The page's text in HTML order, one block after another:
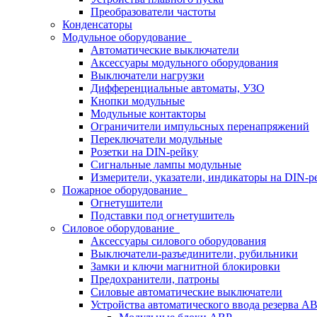
Преобразователи частоты
Конденсаторы
Модульное оборудование
Автоматические выключатели
Аксессуары модульного оборудования
Выключатели нагрузки
Дифференциальные автоматы, УЗО
Кнопки модульные
Модульные контакторы
Ограничители импульсных перенапряжений
Переключатели модульные
Розетки на DIN-рейку
Сигнальные лампы модульные
Измерители, указатели, индикаторы на DIN-
Пожарное оборудование
Огнетушители
Подставки под огнетушитель
Силовое оборудование
Аксессуары силового оборудования
Выключатели-разъединители, рубильники
Замки и ключи магнитной блокировки
Предохранители, патроны
Силовые автоматические выключатели
Устройства автоматического ввода резерва